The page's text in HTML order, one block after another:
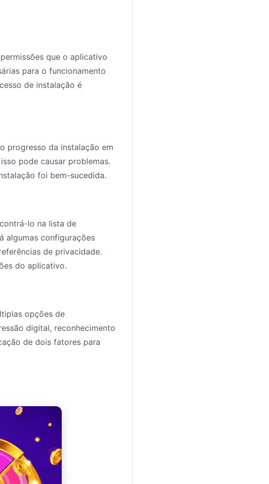
que o aplicativo
para o funcionamento
de instalação é
progresso da instalação em
pode causar problemas.
foi bem-sucedida.
lo na lista de
algumas configurações
de privacidade.
do aplicativo.
opções de
digital, reconhecimento
de dois fatores para